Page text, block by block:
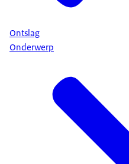
Ontslag
Onderwerp